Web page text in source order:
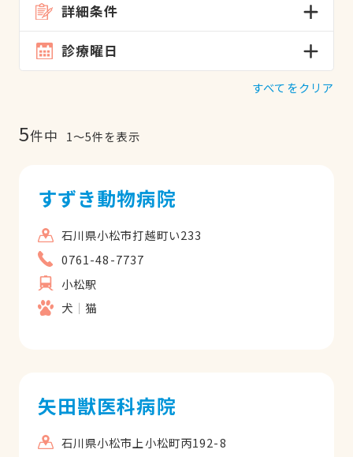
詳細条件
診療曜日
すべてをクリア
5件中 1〜5件を表示
すずき動物病院
石川県小松市打越町い233
0761-48-7737
小松駅
犬
猫
矢田獣医科病院
石川県小松市上小松町丙192-8